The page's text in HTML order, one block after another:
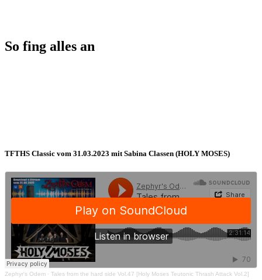
So fing alles an
TFTHS Classic vom 31.03.2023 mit Sabina Classen (HOLY MOSES)
Zephyr's Odem · Tales from the hard side Vol.47 [Holy Moses Teutonic Thrash Attack Vol.2]